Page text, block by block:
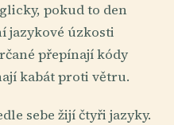
pokud to den
jazykové úzkosti
přepínají kódy
kabát proti větru.
sebe žijí čtyři jazyky.